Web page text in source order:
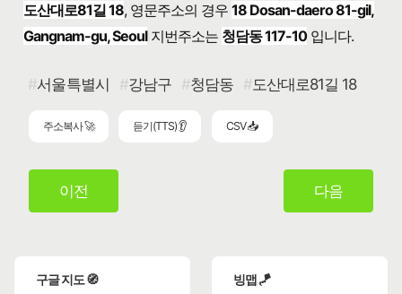
도산대로81길 18, 영문주소의 경우18 Dosan-daero 81-gil,
Gangnam-gu, Seoul지번주소는 청담동 117-10입니다.
서울특별시 강남구 청담동 도산대로81길 18
주소복사 🚀 듣기(TTS) 👂 CSV 📥
이전 다음
구글 지도 🧭 빙맵 🪁